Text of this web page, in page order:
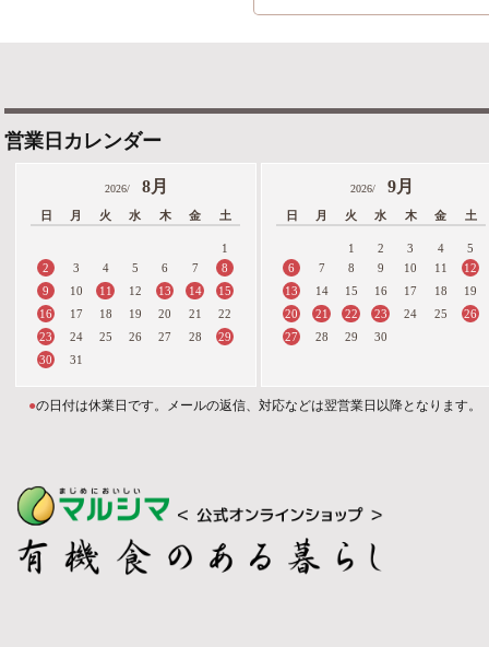
営業日カレンダー
2026/ 8月
日 月 火 水 木 金 土
1
2
3 4 5 6 7
8
9
10 11 12 13 14
15
16
17 18 19 20 21
22
23
24 25 26 27 28
29
30
31
2026/ 9月
日 月 火 水 木 金 土
1 2 3 4
5
6
7 8 9 10 11
12
13
14 15 16 17 18
19
20
21 22 23 24 25
26
27
28 29 30
●の日付は休業日です。メールの返信、対応などは翌営業日以降となります。